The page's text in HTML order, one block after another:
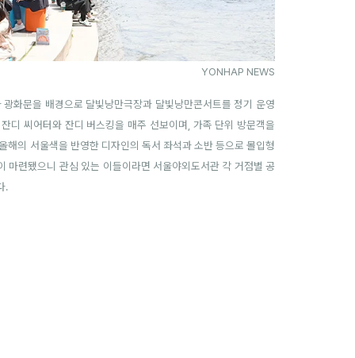
YONHAP NEWS
화문을 배경으로 달빛낭만극장과 달빛낭만콘서트를 정기 운영
디 씨어터와 잔디 버스킹을 매주 선보이며, 가족 단위 방문객을
해의 서울색을 반영한 디자인의 독서 좌석과 소반 등으로 몰입형
마련됐으니 관심 있는 이들이라면 서울야외도서관 각 거점별 공
.